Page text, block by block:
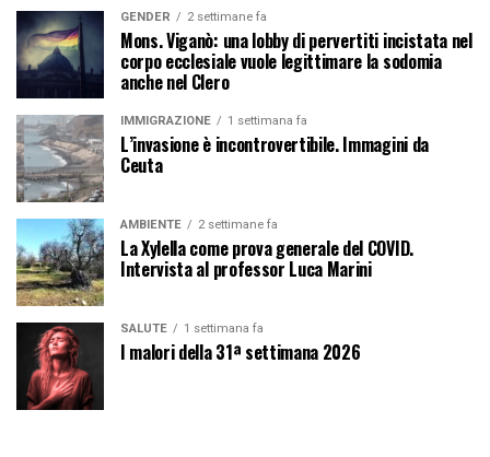
GENDER 2 settimane fa
Mons. Viganò: una lobby di pervertiti incistata nel
corpo ecclesiale vuole legittimare la sodomia
anche nel Clero
IMMIGRAZIONE 1 settimana fa
L’invasione è incontrovertibile. Immagini da
Ceuta
AMBIENTE 2 settimane fa
La Xylella come prova generale del COVID.
Intervista al professor Luca Marini
SALUTE 1 settimana fa
I malori della 31ª settimana 2026